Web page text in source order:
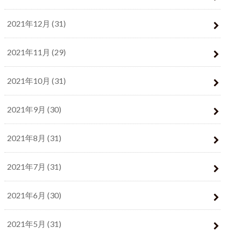
2021年12月 (31)
2021年11月 (29)
2021年10月 (31)
2021年9月 (30)
2021年8月 (31)
2021年7月 (31)
2021年6月 (30)
2021年5月 (31)